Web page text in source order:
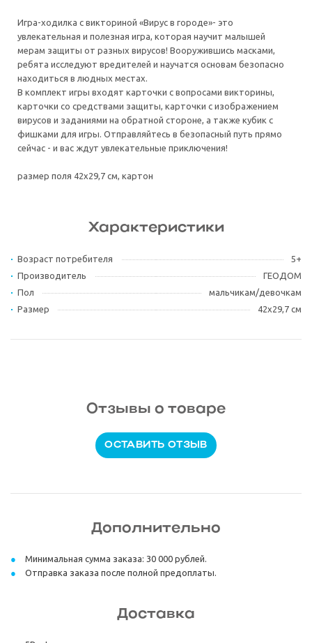
Игра-ходилка с викториной «Вирус в городе»- это
увлекательная и полезная игра, которая научит малышей
мерам защиты от разных вирусов! Вооружившись масками,
ребята исследуют вредителей и научатся основам безопасно
находиться в людных местах.
В комплект игры входят карточки с вопросами викторины,
карточки со средствами защиты, карточки с изображением
вирусов и заданиями на обратной стороне, а также кубик с
фишками для игры. Отправляйтесь в безопасный путь прямо
сейчас - и вас ждут увлекательные приключения!
размер поля 42х29,7 см, картон
Характеристики
Возраст потребителя
5+
Производитель
ГЕОДОМ
Пол
мальчикам/девочкам
Размер
42х29,7 см
Отзывы о товаре
ОСТАВИТЬ ОТЗЫВ
Дополнительно
Минимальная сумма заказа: 30 000 рублей.
Отправка заказа после полной предоплаты.
Доставка